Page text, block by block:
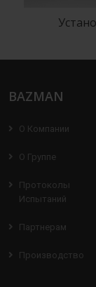
BAZMAN
О Компании
О Группе
Протоколы
Испытаний
Партнерам
Производство